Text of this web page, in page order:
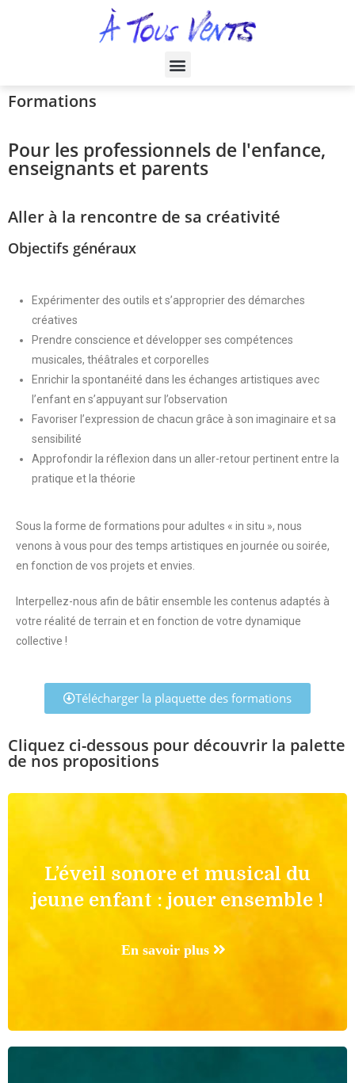
Formations
Pour les professionnels de l'enfance,
enseignants et parents
Aller à la rencontre de sa créativité
Objectifs généraux
Expérimenter des outils et s’approprier des démarches
créatives
Prendre conscience et développer ses compétences
musicales, théâtrales et corporelles
Enrichir la spontanéité dans les échanges artistiques avec
l’enfant en s’appuyant sur l’observation
Favoriser l’expression de chacun grâce à son imaginaire et sa
sensibilité
Approfondir la réflexion dans un aller-retour pertinent entre la
pratique et la théorie
Sous la forme de formations pour adultes « in situ », nous
venons à vous pour des temps artistiques en journée ou soirée,
en fonction de vos projets et envies.
Interpellez-nous afin de bâtir ensemble les contenus adaptés à
votre réalité de terrain et en fonction de votre dynamique
collective !
Télécharger la plaquette des formations
Cliquez ci-dessous pour découvrir la palette
de nos propositions
L’éveil sonore et musical du
jeune enfant : jouer ensemble !
En savoir plus